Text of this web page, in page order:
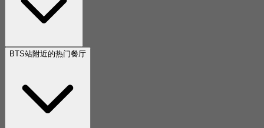
BTS站附近的热门餐厅